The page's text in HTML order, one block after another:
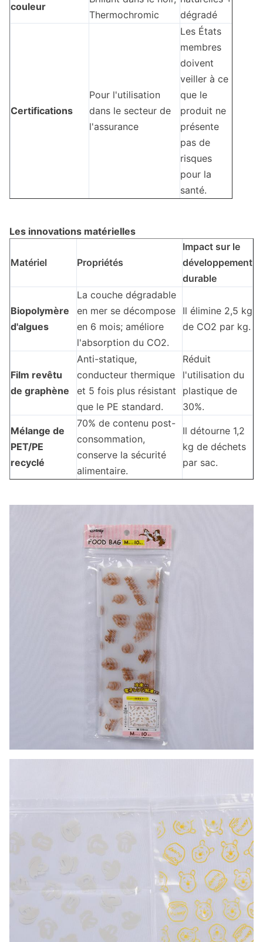
couleur
Thermochromic
dégradé
Certifications
Pour l'utilisation
dans le secteur de
l'assurance
Les États
membres
doivent
veiller à ce
que le
produit ne
présente
pas de
risques
pour la
santé.
Les innovations matérielles
Matériel Propriétés
Impact sur le
développement
durable
Biopolymère
d'algues
La couche dégradable
en mer se décompose
en 6 mois; améliore
l'absorption du CO2.
Il élimine 2,5 kg
de CO2 par kg.
Film revêtu
de graphène
Anti-statique,
conducteur thermique
et 5 fois plus résistant
que le PE standard.
Réduit
l'utilisation du
plastique de
30%.
Mélange de
PET/PE
recyclé
70% de contenu post-
consommation,
conserve la sécurité
alimentaire.
Il détourne 1,2
kg de déchets
par sac.